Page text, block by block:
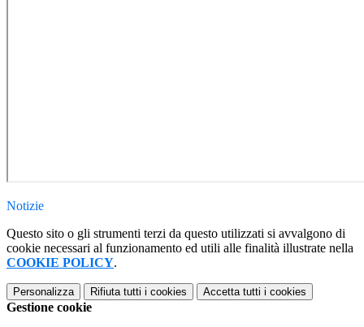
Notizie
Questo sito o gli strumenti terzi da questo utilizzati si avvalgono di
cookie necessari al funzionamento ed utili alle finalità illustrate nella
COOKIE POLICY.
Personalizza Rifiuta tutti i cookies Accetta tutti i cookies
Gestione cookie